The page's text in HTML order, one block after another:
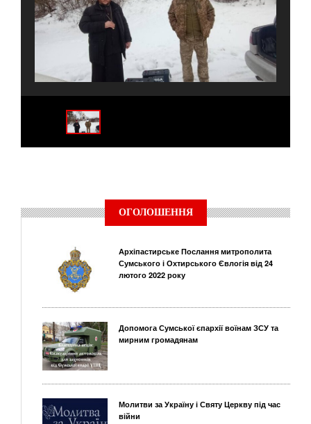
ОГОЛОШЕННЯ
Архіпастирське Послання митрополита
Сумського і Охтирського Євлогія від 24
лютого 2022 року
Допомога Сумської єпархії воїнам ЗСУ та
мирним громадянам
Молитви за Україну і Святу Церкву під час
війни